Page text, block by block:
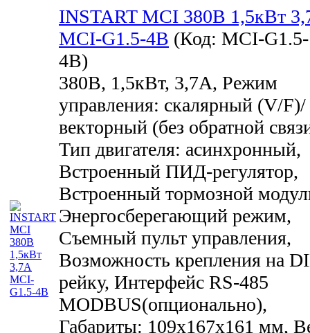
INSTART MCI 380В 1,5кВт
MCI-G1.5-4B (Код: MCI-G1.5-
4B)
380В, 1,5кВт, 3,7А, Режим
управления: скалярный (V/F)/
векторный (без обратной
Тип двигателя: асинхронный,
Встроенный ПИД-регулятор,
Встроенный тормозной
Энергосберегающий режим,
Съемный пульт управления,
Возможность крепления на
рейку, Интерфейс RS-485
MODBUS(опционально),
Габариты: 109x167x161 мм,